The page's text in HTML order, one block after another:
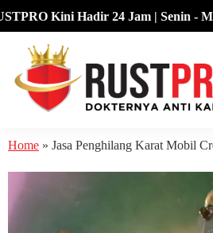
Kini Hadir 24 Jam | Senin -
Home » Jasa Penghilang Karat Mobil